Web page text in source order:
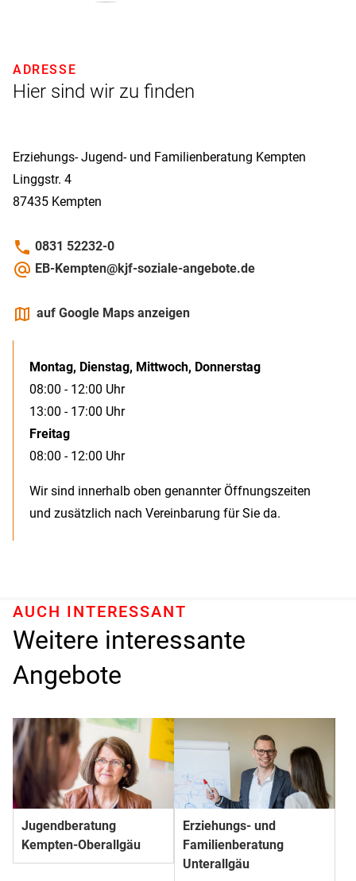
Hier sind wir zu finden
ADRESSE
Erziehungs- Jugend- und Familienberatung Kempten
Linggstr. 4
87435 Kempten
phone 0831 52232-0
alternate_email EB-Kempten@kjf-soziale-angebote.de
mapsauf Google Maps anzeigen
Montag, Dienstag, Mittwoch, Donnerstag
08:00 - 12:00 Uhr
13:00 - 17:00 Uhr
Freitag
08:00 - 12:00 Uhr
Wir sind innerhalb oben genannter Öffnungszeiten
und zusätzlich nach Vereinbarung für Sie da.
Weitere interessante
Angebote
AUCH INTERESSANT
Jugendberatung
Kempten-Oberallgäu
Erziehungs- und
Familienberatung
Unterallgäu